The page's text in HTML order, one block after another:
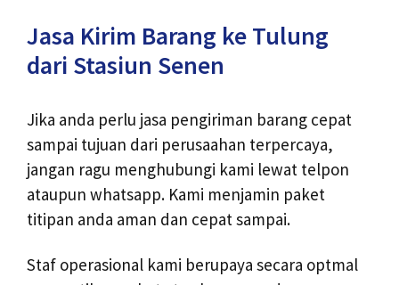
Jasa Kirim Barang ke Tulung
dari Stasiun Senen
Jika anda perlu jasa pengiriman barang cepat
sampai tujuan dari perusaahan terpercaya,
jangan ragu menghubungi kami lewat telpon
ataupun whatsapp. Kami menjamin paket
titipan anda aman dan cepat sampai.
Staf operasional kami berupaya secara optmal